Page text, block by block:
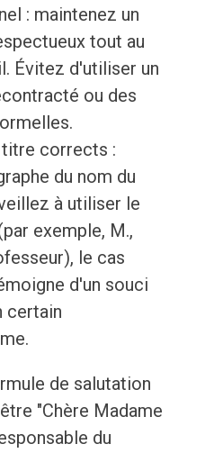
: maintenez un
tout au
Évitez d'utiliser un
ou des
corrects :
du nom du
à utiliser le
exemple, M.,
le cas
d'un souci
certain
de salutation
"Chère Madame
du